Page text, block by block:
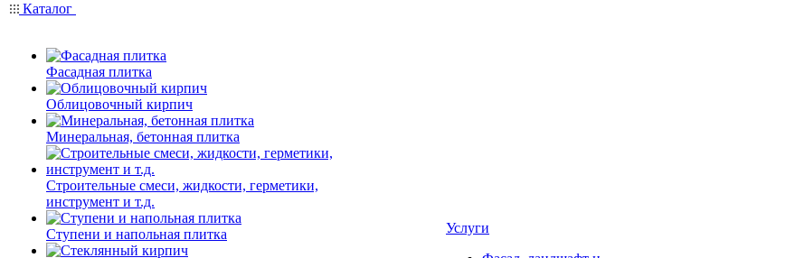
Каталог
Фасадная плитка
Облицовочный кирпич
Минеральная, бетонная плитка
Строительные смеси, жидкости, герметики,
инструмент и т.д.
Ступени и напольная плитка
Услуги